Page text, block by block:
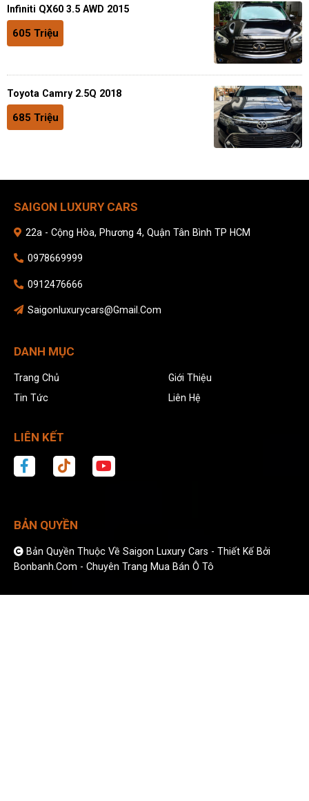
Infiniti QX60 3.5 AWD 2015
605 Triệu
Toyota Camry 2.5Q 2018
685 Triệu
SAIGON LUXURY CARS
22a - Cộng Hòa, Phương 4, Quận Tân Bình TP HCM
0978669999
0912476666
Saigonluxurycars@gmail.com
DANH MỤC
Trang Chủ
Giới Thiệu
Tin Tức
Liên Hệ
LIÊN KẾT
BẢN QUYỀN
Bản Quyền Thuộc Về Saigon Luxury Cars -Thiết Kế Bởi
Bonbanh.com - Chuyên Trang Mua Bán Ô Tô